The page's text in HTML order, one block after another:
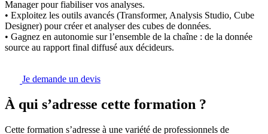
Manager pour fiabiliser vos analyses.
• Exploitez les outils avancés (Transformer, Analysis Studio, Cube
Designer) pour créer et analyser des cubes de données.
• Gagnez en autonomie sur l’ensemble de la chaîne : de la donnée
source au rapport final diffusé aux décideurs.
Je demande un devis
À qui s’adresse cette formation ?
Cette formation s’adresse à une variété de professionnels de